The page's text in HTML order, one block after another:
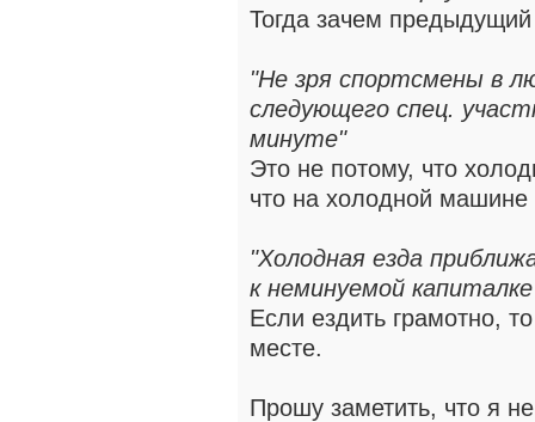
Тогда зачем предыдущий
"Не зря спортсмены в
следующего спец.
минуте"
Это не потому, что
что на холодной
"Холодная езда
к неминуемой
Если ездить грамотно,
месте.
Прошу заметить, что я